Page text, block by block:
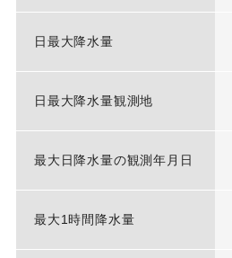
日最大降水量
日最大降水量観測地
最大日降水量の観測年月日
最大1時間降水量